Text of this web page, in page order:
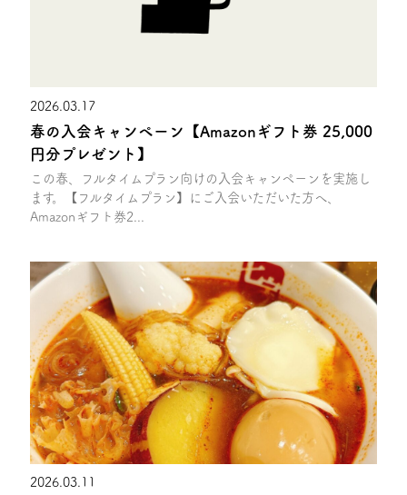
2026.03.17
春の入会キャンペーン【Amazonギフト券 25,000
円分プレゼント】
この春、フルタイムプラン向けの入会キャンペーンを実施し
ます。【フルタイムプラン】にご入会いただいた方へ、
Amazonギフト券2...
2026.03.11